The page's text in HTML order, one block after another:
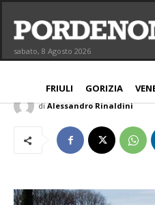
sabato, 8 Agosto 2026
FRIULI GORIZIA
Aeroporto
idrovolanti, serve
NORD EST
di Alessandro Rinaldini